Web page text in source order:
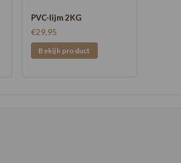
PVC-lijm 2KG
€29,95
Bekijk product